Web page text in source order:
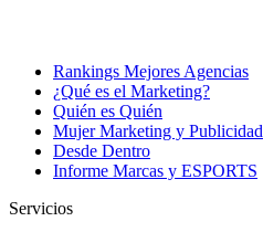
Rankings Mejores Agencias
¿Qué es el Marketing?
Quién es Quién
Mujer Marketing y Publicidad
Desde Dentro
Informe Marcas y ESPORTS
Servicios